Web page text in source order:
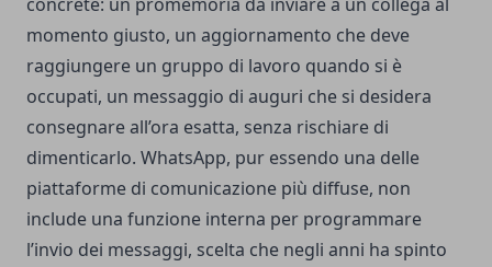
momento giusto, un aggiornamento che deve
raggiungere un gruppo di lavoro quando si è
occupati, un messaggio di auguri che si desidera
consegnare all’ora esatta, senza rischiare di
dimenticarlo. WhatsApp, pur essendo una delle
piattaforme di comunicazione più diffuse, non
include una funzione interna per programmare
l’invio dei messaggi, scelta che negli anni ha spinto